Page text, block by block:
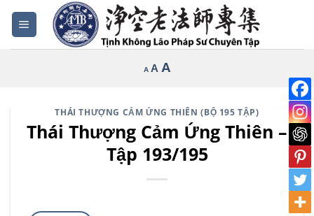
Bỏ
qua
nội
A Decrease
size.
AReset
size.
AIncrease
size.
THÁI THƯỢNG CẢM ỨNG THIÊN (BỘ 195 TẬP)
Thái Thượng Cảm Ứng Thiên –
Tập 193/195